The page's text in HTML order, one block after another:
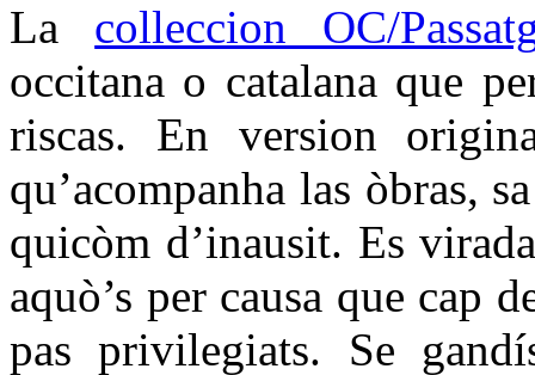
La colleccion OC/
occitana o catalana que
riscas. En version
qu’acompanha las òbras,
quicòm d’inausit. Es
aquò’s per causa que cap
pas privilegiats. Se